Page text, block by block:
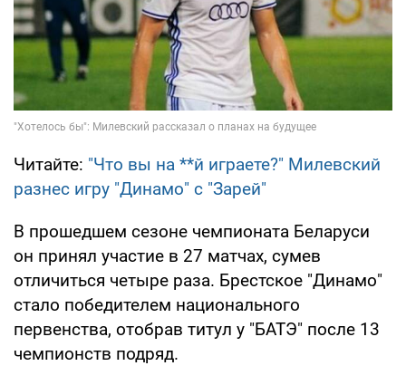
Читайте: "Что вы на **й играете?" Милевский
разнес игру "Динамо" с "Зарей"
В прошедшем сезоне чемпионата Беларуси
он принял участие в 27 матчах, сумев
отличиться четыре раза. Брестское "Динамо"
стало победителем национального
первенства, отобрав титул у "БАТЭ" после 13
чемпионств подряд.